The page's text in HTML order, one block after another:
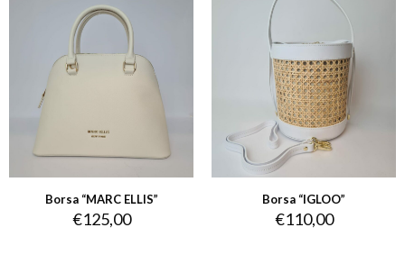
Borsa “MARC ELLIS”
€125,00
Borsa “IGLOO”
€110,00